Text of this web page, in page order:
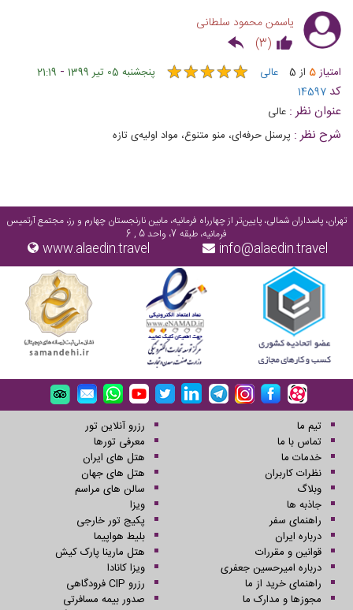
یاسمن محمود سلطانی
(
3
)
امتیاز5 از 5 عالی ★★★★★
★★★★★ پنجشنبه 05 تیر 1399 -
21:19
کد 14597
عنوان نظر : عالی
شرح نظر : پرسنل حرفه‌ای، منو متنوع، مواد اولیه‌ی تازه
تهران، پاسداران شمالی، پایین‌تر از چهارراه فرمانیه، مابین نارنجستان چهارم و رز، مجتمع آرتمیس
فرمانیه، طبقه 7، واحد 5 , 6
info@alaedin.travel
www.alaedin.travel
تیم ما
تماس با ما
خدمات ما
نظرات کاربران
وبلاگ
جاذبه ها
راهنمای سفر
درباره ایران
قوانین و مقررات
درباره امیرحسین جعفری
راهنمای خرید از ما
مجوزها و مدارک ما
رزرو آنلاین تور
معرفی تورها
هتل های ایران
هتل های جهان
سالن های مراسم
ویزا
پکیج تور خارجی
بلیط هواپیما
هتل مارینا پارک کیش
ویزا کانادا
رزرو CIP فرودگاهی
صدور بیمه مسافرتی